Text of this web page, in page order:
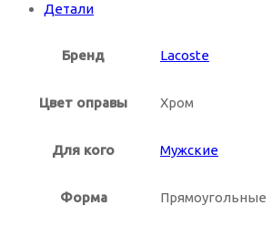
Детали
Бренд Lacoste
Цвет оправы Хром
Для кого Мужские
Форма Прямоугольные